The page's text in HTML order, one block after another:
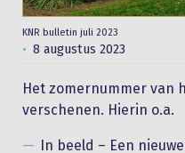
KNR bulletin juli 2023
8 augustus 2023
Het zomernummer van
verschenen. Hierin o.a.
In beeld – Een